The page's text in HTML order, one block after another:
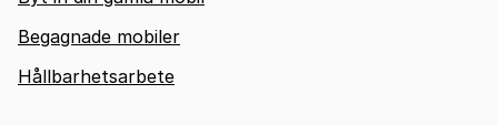
Begagnade mobiler
Hållbarhetsarbete